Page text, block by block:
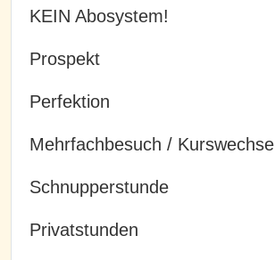
KEIN Abosystem!
Prospekt
Perfektion
Mehrfachbesuch / Kurswechsel
Schnupperstunde
Privatstunden